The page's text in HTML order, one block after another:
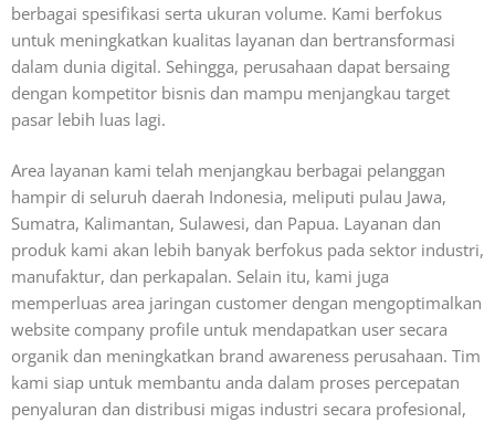
berbagai spesifikasi serta ukuran volume. Kami berfokus
untuk meningkatkan kualitas layanan dan bertransformasi
dalam dunia digital. Sehingga, perusahaan dapat bersaing
dengan kompetitor bisnis dan mampu menjangkau target
pasar lebih luas lagi.
Area layanan kami telah menjangkau berbagai pelanggan
hampir di seluruh daerah Indonesia, meliputi pulau Jawa,
Sumatra, Kalimantan, Sulawesi, dan Papua. Layanan dan
produk kami akan lebih banyak berfokus pada sektor industri,
manufaktur, dan perkapalan. Selain itu, kami juga
memperluas area jaringan customer dengan mengoptimalkan
website company profile untuk mendapatkan user secara
organik dan meningkatkan brand awareness perusahaan. Tim
kami siap untuk membantu anda dalam proses percepatan
penyaluran dan distribusi migas industri secara profesional,